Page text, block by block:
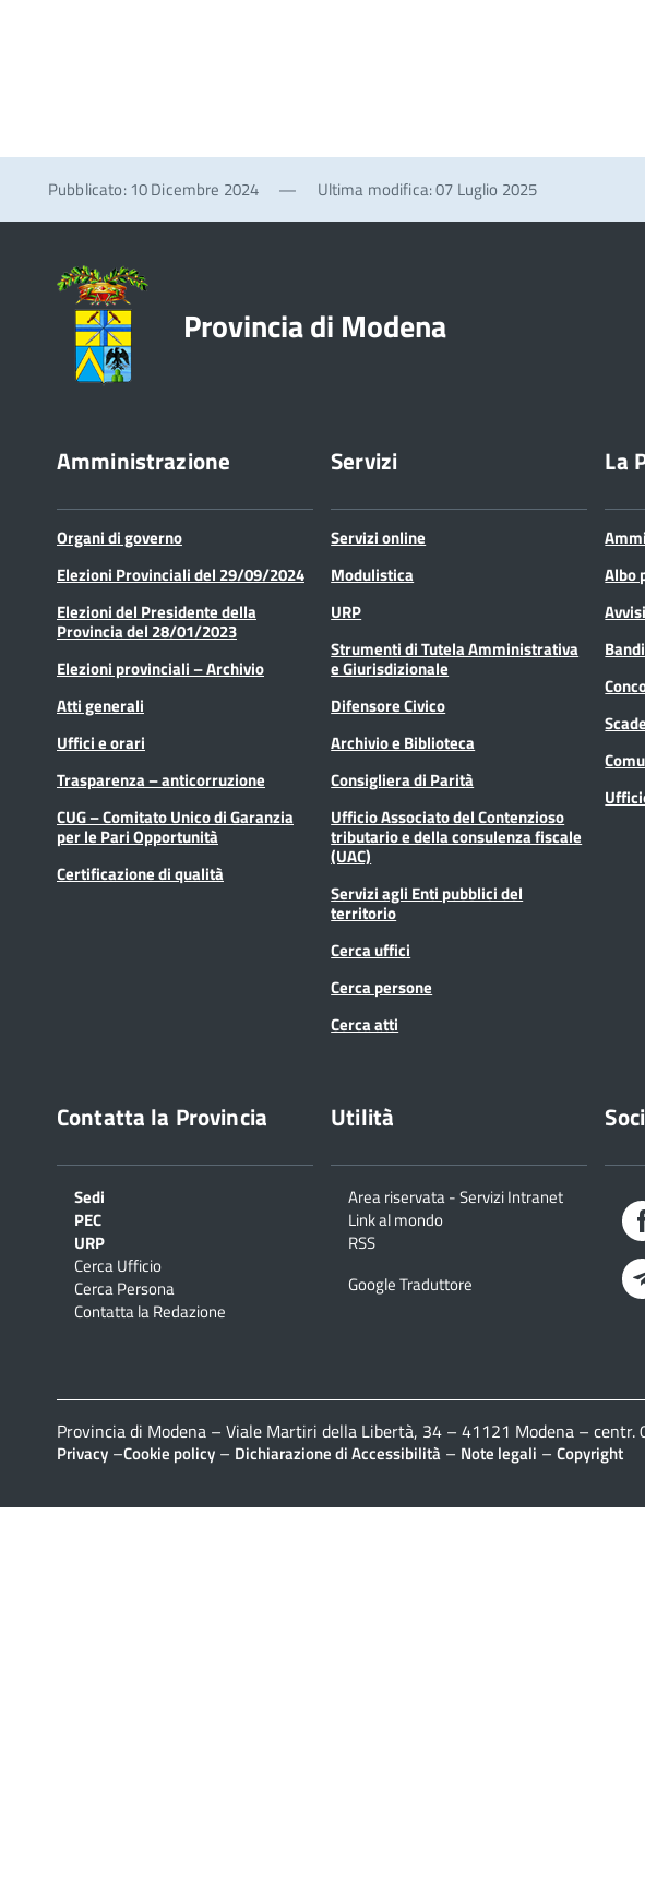
Pubblicato: 10 Dicembre 2024 — Ultima modifica: 07 Luglio 2025
Provincia di Modena
Amministrazione
Organi di governo
Elezioni Provinciali del 29/09/2024
Elezioni del Presidente della
Provincia del 28/01/2023
Elezioni provinciali – Archivio
Atti generali
Uffici e orari
Trasparenza – anticorruzione
CUG – Comitato Unico di Garanzia
per le Pari Opportunità
Certificazione di qualità
Servizi
Servizi online
Modulistica
URP
Strumenti di Tutela Amministrativa
e Giurisdizionale
Difensore Civico
Archivio e Biblioteca
Consigliera di Parità
Ufficio Associato del Contenzioso
tributario e della consulenza fiscale
(UAC)
Servizi agli Enti pubblici del
territorio
Cerca uffici
Cerca persone
Cerca atti
La
Albo
Contatta la Provincia
Sedi
PEC
URP
Cerca Ufficio
Cerca Persona
Contatta la Redazione
Utilità
Area riservata - Servizi Intranet
Link al mondo
RSS
Google Traduttore
Provincia di Modena – Viale Martiri della Libertà, 34 – 41121 Modena – centr.
Privacy –Cookie policy – Dichiarazione di Accessibilità – Note legali – Copyright